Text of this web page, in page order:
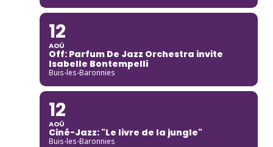
12
AOÛ
Off: Parfum De Jazz Orchestra invite
Isabelle Bontempelli
Buis-les-Baronnies
12
AOÛ
Ciné-Jazz: "Le livre de la jungle"
Buis-les-Baronnies